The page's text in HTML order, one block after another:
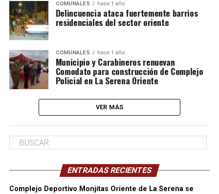
COMUNALES hace 1 año
Delincuencia ataca fuertemente barrios
residenciales del sector oriente
COMUNALES hace 1 año
Municipio y Carabineros renuevan
Comodato para construcción de Complejo
Policial en La Serena Oriente
VER MÁS
ENTRADAS RECIENTES
Complejo Deportivo Monjitas Oriente de La Serena se